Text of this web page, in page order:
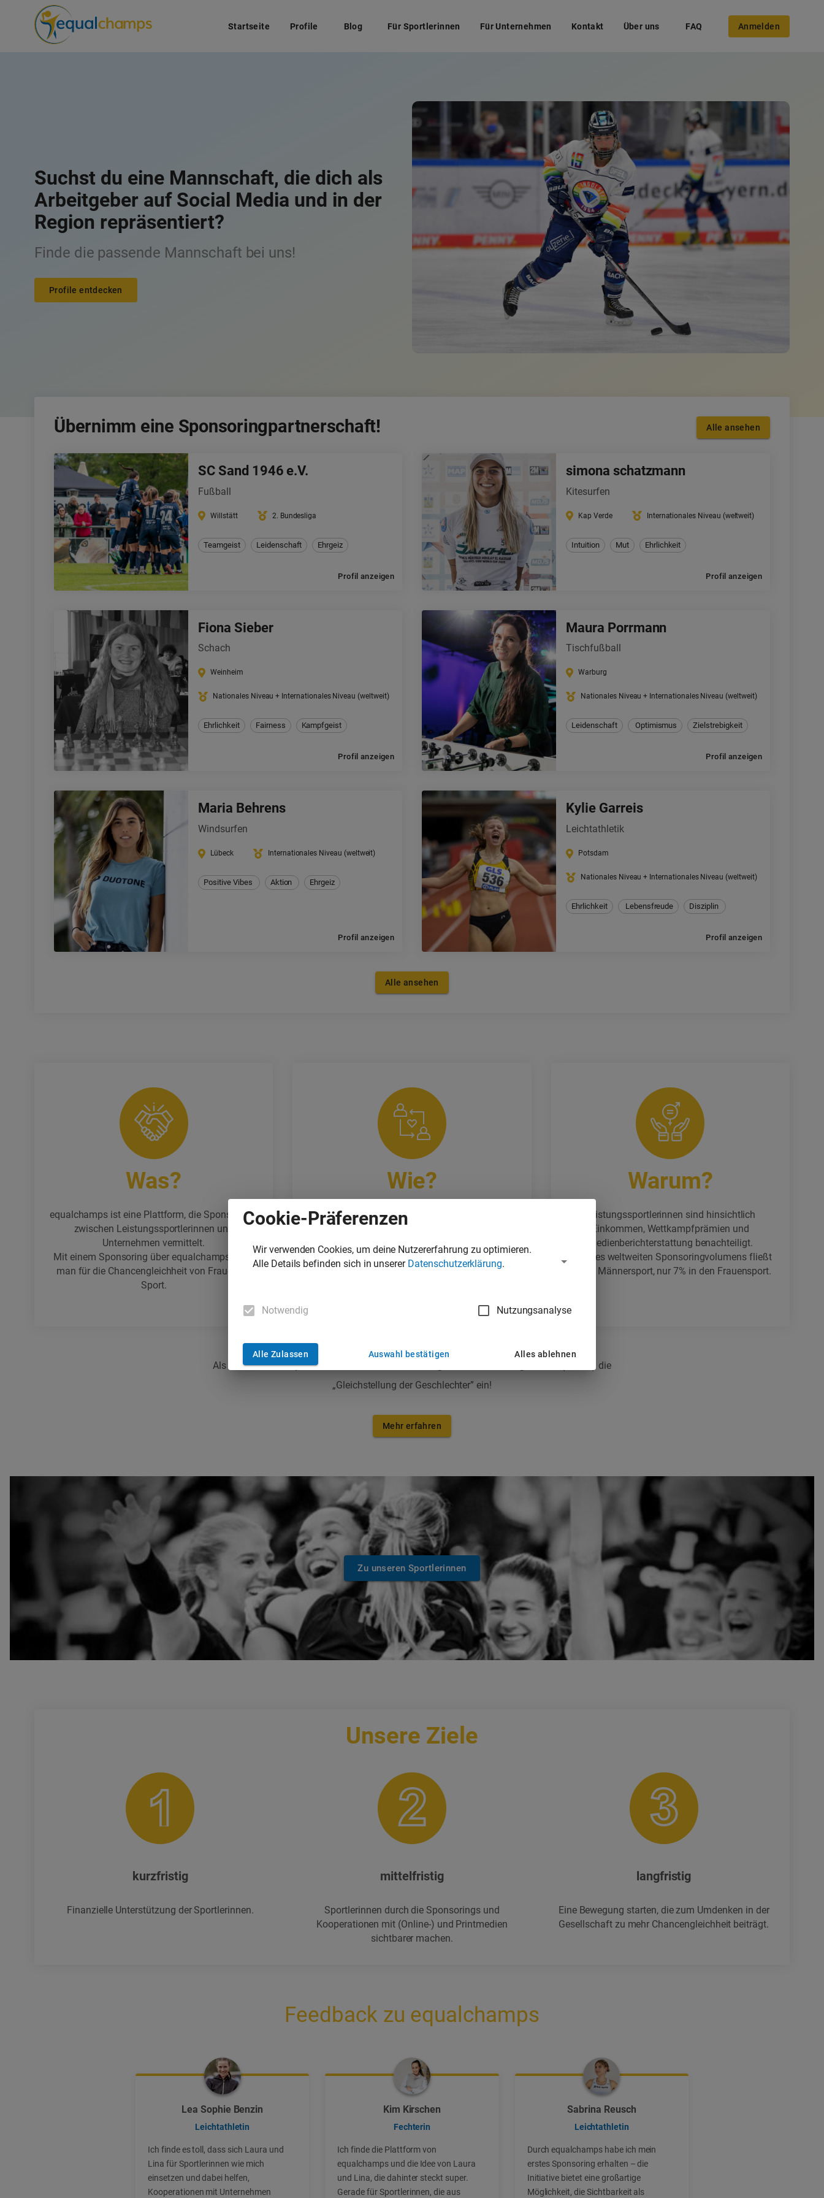
Startseite Profile Blog Für Sportlerinnen Für Unternehmen Kontakt Über uns FAQ Anmelden
Brauchst du eine Keynote Speakerin für
dein Event?
Profile entdecken
Suchst du eine Mannschaft, die dich als
Arbeitgeber auf Social Media und in der
Region repräsentiert?
Finde die passende Mannschaft bei uns!
Profile entdecken
Übernimm eine Sponsoringpartnerschaft! Alle ansehen
SC Sand 1946 e.V.
Fußball
Willstätt 2. Bundesliga
Teamgeist Leidenschaft Ehrgeiz
Profil anzeigen
simona schatzmann
Kitesurfen
Kap Verde Internationales Niveau (weltweit)
Intuition Mut Ehrlichkeit
Profil anzeigen
Fiona Sieber
Schach
Weinheim
Nationales Niveau + Internationales Niveau (weltweit)
Ehrlichkeit Fairness Kampfgeist
Profil anzeigen
Maura Porrmann
Tischfußball
Warburg
Nationales Niveau + Internationales Niveau (weltweit)
Leidenschaft Optimismus Zielstrebigkeit
Profil anzeigen
Maria Behrens
Windsurfen
Lübeck Internationales Niveau (weltweit)
Positive Vibes Aktion Ehrgeiz
Profil anzeigen
Kylie Garreis
Leichtathletik
Potsdam
Nationales Niveau + Internationales Niveau (weltweit)
Ehrlichkeit Lebensfreude Disziplin
Profil anzeigen
Alle ansehen
Was?
equalchamps ist eine Plattform, die Sponsorings
zwischen Leistungssportlerinnen und
Unternehmen vermittelt.
Mit einem Sponsoring über equalchamps steht
man für die Chancengleichheit von Frauen im
Sport.
Wie?
Sportlerinnen und Unternehmen legen sich ein
kostenloses Profil an.
Basierend auf Profildaten werden durch einen
Matching-Algorithmus passende Sponsorings
vorgeschlagen.
Warum?
Leistungssportlerinnen sind hinsichtlich
Einkommen, Wettkampfprämien und
Medienberichterstattung benachteiligt.
93% des weltweiten Sponsoringvolumens fließt
in den Männersport, nur 7% in den Frauensport.
Als soziales Start-up setzen wir uns für die Erreichung des UN-Nachhaltigkeitsziel (SDG 5) die
„Gleichstellung der Geschlechter” ein!
Mehr erfahren
Zu unseren Sportlerinnen
Unsere Ziele
kurzfristig
Finanzielle Unterstützung der Sportlerinnen.
mittelfristig
Sportlerinnen durch die Sponsorings und
Kooperationen mit (Online-) und Printmedien
sichtbarer machen.
langfristig
Eine Bewegung starten, die zum Umdenken in der
Gesellschaft zu mehr Chancengleichheit beiträgt.
Feedback zu equalchamps
Lea Sophie Benzin
Leichtathletin
Ich finde es toll, dass sich Laura und
Lina für Sportlerinnen wie mich
einsetzen und dabei helfen,
Kooperationen mit Unternehmen
Kim Kirschen
Fechterin
Ich finde die Plattform von
equalchamps und die Idee von Laura
und Lina, die dahinter steckt super.
Gerade für Sportlerinnen, die aus
Sabrina Reusch
Leichtathletin
Durch equalchamps habe ich mein
erstes Sponsoring erhalten – die
Initiative bietet eine großartige
Möglichkeit, die Sichtbarkeit als
Cookie-Präferenzen
Wir verwenden Cookies, um deine Nutzererfahrung zu optimieren.
Alle Details befinden sich in unserer Datenschutzerklärung.
Notwendig Nutzungsanalyse
Alle Zulassen Auswahl bestätigen Alles ablehnen